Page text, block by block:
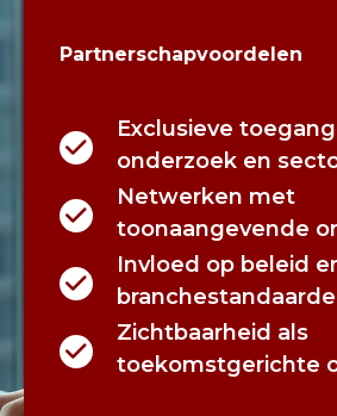
Partnerschapvoordelen
Exclusieve
onderzoek en
Netwerken met
toonaangevende
Invloed op beleid
Zichtbaarheid als
toekomstgerichte